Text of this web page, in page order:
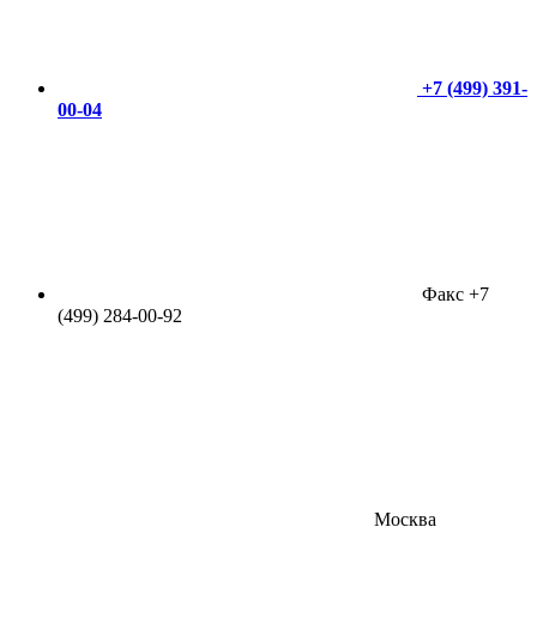
+7 (499) 391-
00-04
Факс +7
(499) 284-00-92
Москва